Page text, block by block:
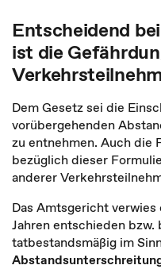
Entscheidend
ist die
Dem Gesetz sei die
vorübergehenden
zu entnehmen. Auch die
bezüglich dieser
anderer
Das Amtsgericht verwies
Jahren entschieden
tatbestandsmäßig im